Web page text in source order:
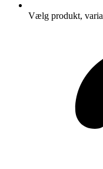
Vælg produkt,